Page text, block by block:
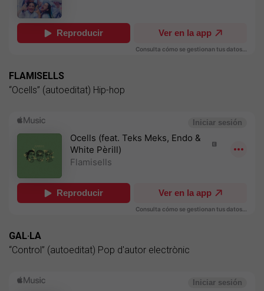
FLAMISELLS
“Ocells” (autoeditat) Hip-hop
GAL·LA
“Control” (autoeditat) Pop d'autor electrònic